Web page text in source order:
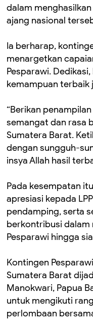
dalam
ajang nasional
Ia berharap,
menargetkan
Pesparawi.
kemampuan terbaik
“Berikan
semangat dan rasa
Sumatera Barat.
dengan sungguh-
insya Allah hasil
Pada kesempatan
apresiasi kepada
pendamping, serta
berkontribusi dalam
Pesparawi hingga
Kontingen
Sumatera Barat
Manokwari, Papua
untuk mengikuti
perlombaan